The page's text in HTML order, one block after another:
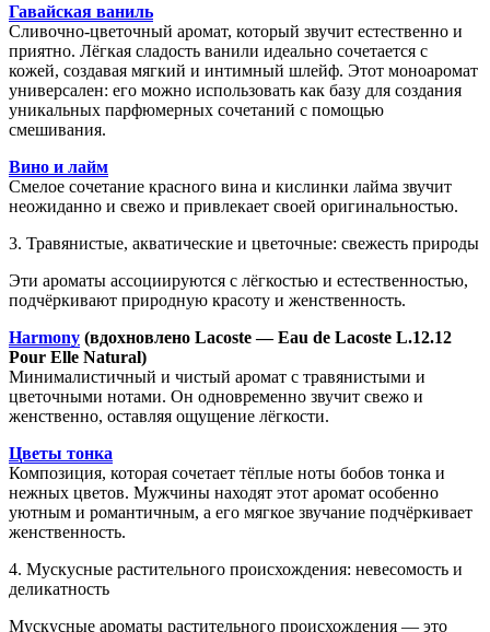
Гавайская ваниль
Сливочно-цветочный аромат, который звучит естественно и
приятно. Лёгкая сладость ванили идеально сочетается с
кожей, создавая мягкий и интимный шлейф. Этот моноаромат
универсален: его можно использовать как базу для создания
уникальных парфюмерных сочетаний с помощью
смешивания.
Вино и лайм
Смелое сочетание красного вина и кислинки лайма звучит
неожиданно и свежо и привлекает своей оригинальностью.
3. Травянистые, акватические и цветочные: свежесть природы
Эти ароматы ассоциируются с лёгкостью и естественностью,
подчёркивают природную красоту и женственность.
Harmony (вдохновлено Lacoste — Eau de Lacoste L.12.12
Pour Elle Natural)
Минималистичный и чистый аромат с травянистыми и
цветочными нотами. Он одновременно звучит свежо и
женственно, оставляя ощущение лёгкости.
Цветы тонка
Композиция, которая сочетает тёплые ноты бобов тонка и
нежных цветов. Мужчины находят этот аромат особенно
уютным и романтичным, а его мягкое звучание подчёркивает
женственность.
4. Мускусные растительного происхождения: невесомость и
деликатность
Мускусные ароматы растительного происхождения — это